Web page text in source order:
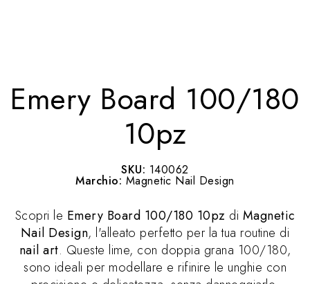
Emery Board 100/180
10pz
SKU: 140062
Marchio: Magnetic Nail Design
Scopri le Emery Board 100/180 10pz di Magnetic
Nail Design, l'alleato perfetto per la tua routine di
nail art. Queste lime, con doppia grana 100/180,
sono ideali per modellare e rifinire le unghie con